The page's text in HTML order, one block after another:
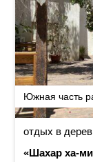
Южная часть
отдых в
«Шахар ха-